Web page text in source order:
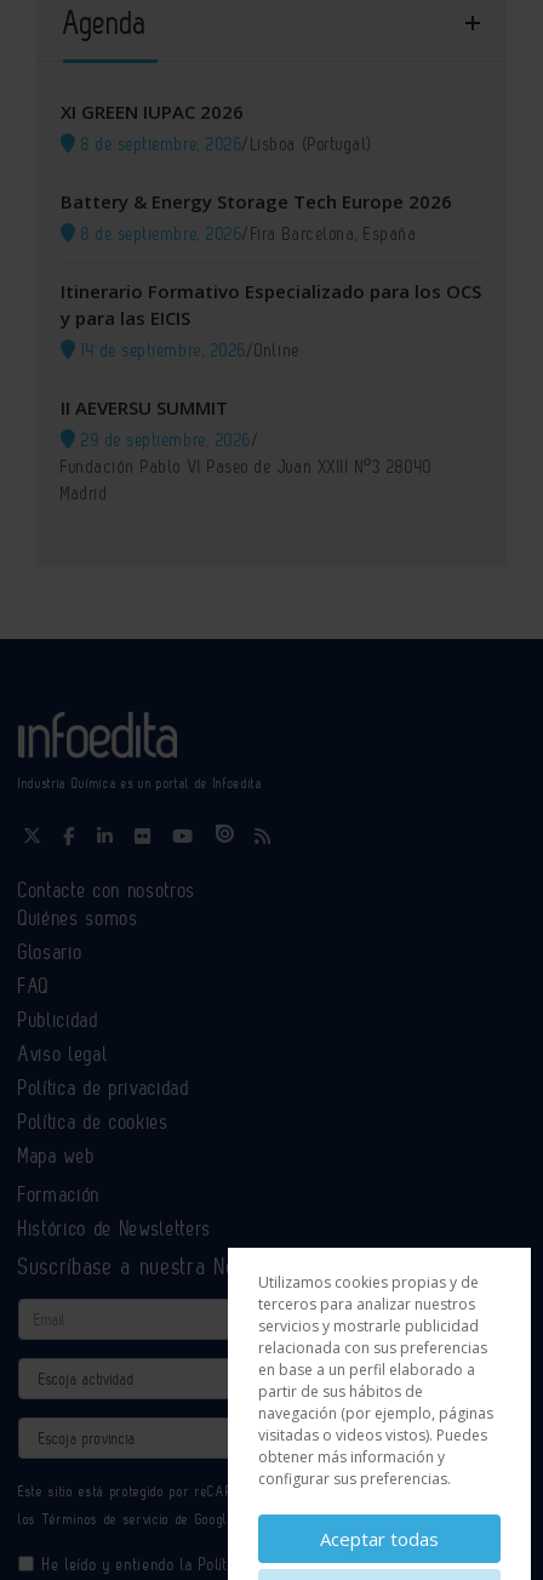
Agenda
XI GREEN IUPAC 2026
8 de septiembre, 2026/Lisboa (Portugal)
Battery & Energy Storage Tech Europe 2026
8 de septiembre, 2026/Fira Barcelona, España
Itinerario Formativo Especializado para los OCS
y para las EICIS
14 de septiembre, 2026/Online
II AEVERSU SUMMIT
29 de septiembre, 2026/
Fundación Pablo VI Paseo de Juan XXIII Nº3 28040
Madrid
Industria Química es un portal de Infoedita
Contacte con nosotros
Quiénes somos
Glosario
FAQ
Publicidad
Aviso legal
Política de privacidad
Política de cookies
Mapa web
Formación
Histórico de Newsletters
Suscríbase a nuestra Newsletter
Email
Actividad
Provincia
Este sitio está protegido por reCAPTCHA y se aplican la
los Términos de servicio de Google.
He leído y entiendo la Política de Privacidad
Utilizamos cookies propias y de
terceros para analizar nuestros
servicios y mostrarle publicidad
relacionada con sus preferencias
en base a un perfil elaborado a
partir de sus hábitos de
navegación (por ejemplo, páginas
visitadas o videos vistos). Puedes
obtener más información y
configurar sus preferencias.
Aceptar todas